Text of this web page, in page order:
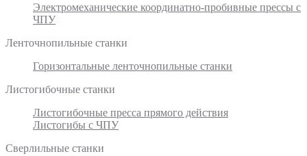
Электромеханические координатно-пробивные прессы с
ЧПУ
Ленточнопильные станки
Горизонтальные ленточнопильные станки
Листогибочные станки
Листогибочные пресса прямого действия
Листогибы с ЧПУ
Сверлильные станки